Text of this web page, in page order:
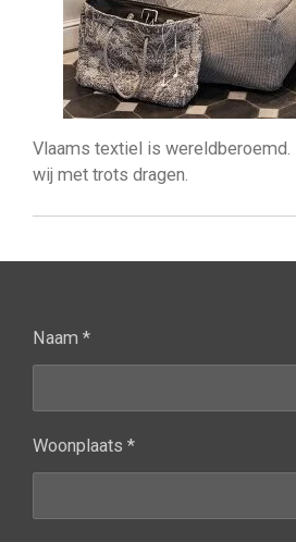
Vlaams textiel is wereldberoemd.
wij met trots dragen.
Naam *
Woonplaats *